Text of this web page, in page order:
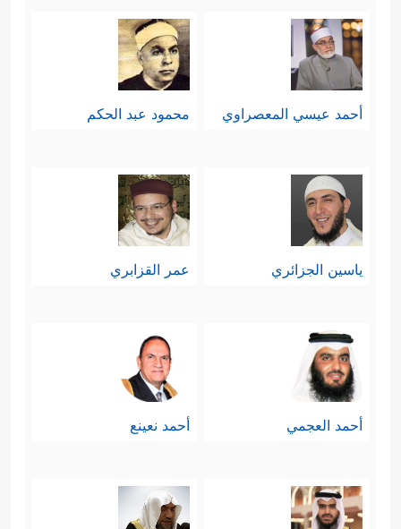
أحمد عيسي المعصراوي محمود عبد الحكم
ياسين الجزائري عمر القزابري
أحمد العجمي أحمد نعينع